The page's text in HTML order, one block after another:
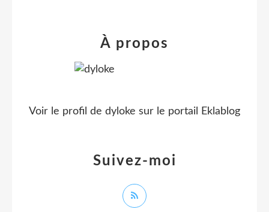
Suivez-moi
À propos
Voir le profil de dyloke sur le portail Eklablog